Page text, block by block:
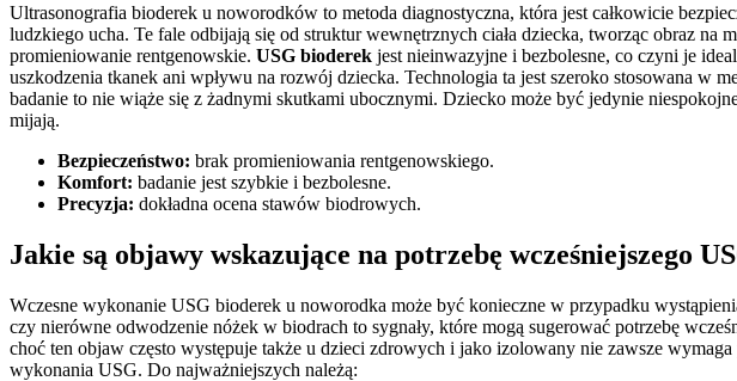
Ultrasonografia bioderek u noworodków to metoda diagnostyczna, która jest całkowicie
ludzkiego ucha. Te fale odbijają się od struktur wewnętrznych ciała dziecka, tworząc obraz
promieniowanie rentgenowskie. USG bioderek jest nieinwazyjne i bezbolesne, co czyni je
uszkodzenia tkanek ani wpływu na rozwój dziecka. Technologia ta jest szeroko stosowana w
badanie to nie wiąże się z żadnymi skutkami ubocznymi. Dziecko może być jedynie
mijają.
Bezpieczeństwo: brak promieniowania rentgenowskiego.
Komfort: badanie jest szybkie i bezbolesne.
Precyzja: dokładna ocena stawów biodrowych.
Jakie są objawy wskazujące na potrzebę wcześniejszego
Wczesne wykonanie USG bioderek u noworodka może być konieczne w przypadku
czy nierówne odwodzenie nóżek w biodrach to sygnały, które mogą sugerować potrzebę
choć ten objaw często występuje także u dzieci zdrowych i jako izolowany nie zawsze
wykonania USG. Do najważniejszych należą: